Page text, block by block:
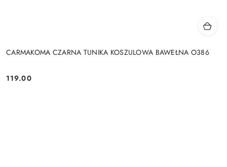
CARMAKOMA CZARNA TUNIKA KOSZULOWA BAWEŁNA O386
Cena:
119.00